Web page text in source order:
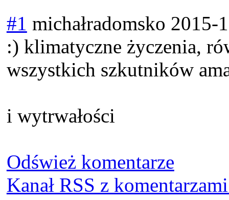
#1 michałradomsko 2015-
:) klimatyczne życzenia,
wszystkich szkutników
i wytrwałości
Odśwież komentarze
Kanał RSS z